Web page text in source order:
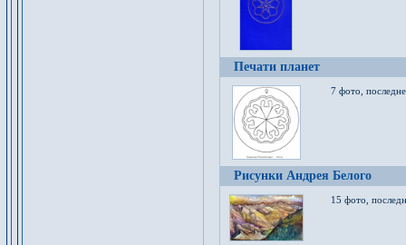
Печати планет
7 фото,
Рисунки Андрея Белого
15 фото,